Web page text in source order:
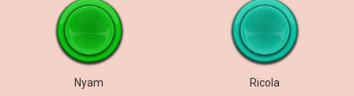
Nyam Ricola